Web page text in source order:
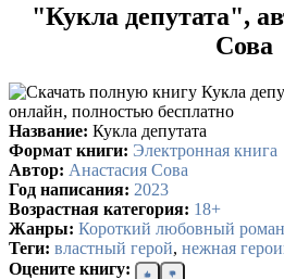
"Кукла депутата",
Сова
Название: Кукла депутата
Формат книги: Электронная книга
Автор: Анастасия Сова
Год написания: 2023
Возрастная категория: 18+
Жанры: Короткий любовный роман
Теги: властный герой, нежная
Оцените книгу: